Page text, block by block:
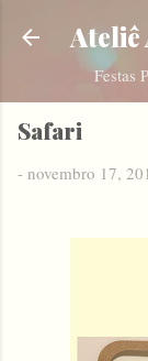
Ateliê
Festas
Safari
- novembro 17,